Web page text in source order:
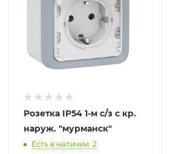
Розетка IP54 1-м с/з с кр.
наруж. "мурманск"
Есть в наличии: 2